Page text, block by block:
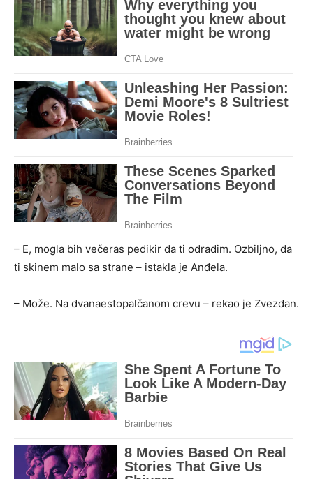
– E, mogla bih večeras pedikir da ti odradim. Ozbiljno, da
ti skinem malo sa strane – istakla je Anđela.
– Može. Na dvanaestopalčanom crevu – rekao je Zvezdan.